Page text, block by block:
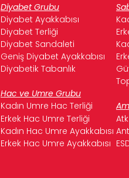
Diyabet Grubu
Diyabet Ayakkabısı
Diyabet Terliği
Diyabet Sandaleti
Geniş Diyabet Ayakkabısı
Diyabetik Tabanlık
Hac ve Umre Grubu
Kadın Umre Hac Terliği
Erkek Hac Umre Terliği
Kadın Hac Umre Ayakkabısı
Erkek Hac Umre Ayakkabısı